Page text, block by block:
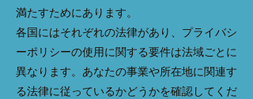
満たすためにあります。
各国にはそれぞれの法律があり、プライバシ
ーポリシーの使用に関する要件は法域ごとに
異なります。あなたの事業や所在地に関連す
る法律に従っているかどうかを確認してくだ